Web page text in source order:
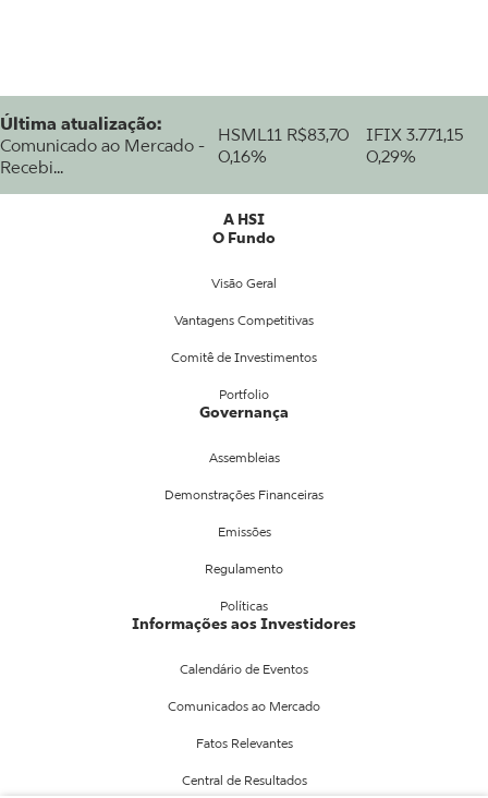
Última atualização:
Comunicado ao Mercado -
Recebi...
HSML11 R$83,70
0,16%
IFIX 3.771,15
0,29%
A HSI
O Fundo
Visão Geral
Vantagens Competitivas
Comitê de Investimentos
Portfolio
Governança
Assembleias
Demonstrações Financeiras
Emissões
Regulamento
Políticas
Informações aos Investidores
Calendário de Eventos
Comunicados ao Mercado
Fatos Relevantes
Central de Resultados